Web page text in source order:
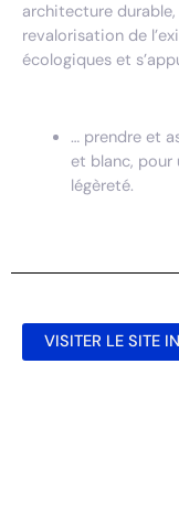
architecture
revalorisation de
écologiques et
… prendre et
et blanc, pour
légèreté.
VISITER LE SITE